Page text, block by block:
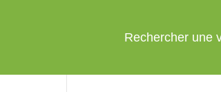
Rechercher une